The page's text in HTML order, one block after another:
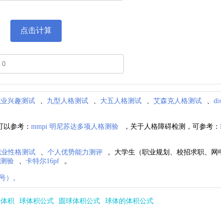
兴趣测试 、 九型人格测试 、 大五人格测试 、艾森克人格测试 、
以参考：mmpi 明尼苏达多项人格测验 ，关于人格障碍检测，可参考：
性格测试 、个人优势能力测评
。大学生（职业规划、校招求职、网
验
、卡特尔16pf 。
）。
积 球体积公式 圆球体积公式 球体的体积公式